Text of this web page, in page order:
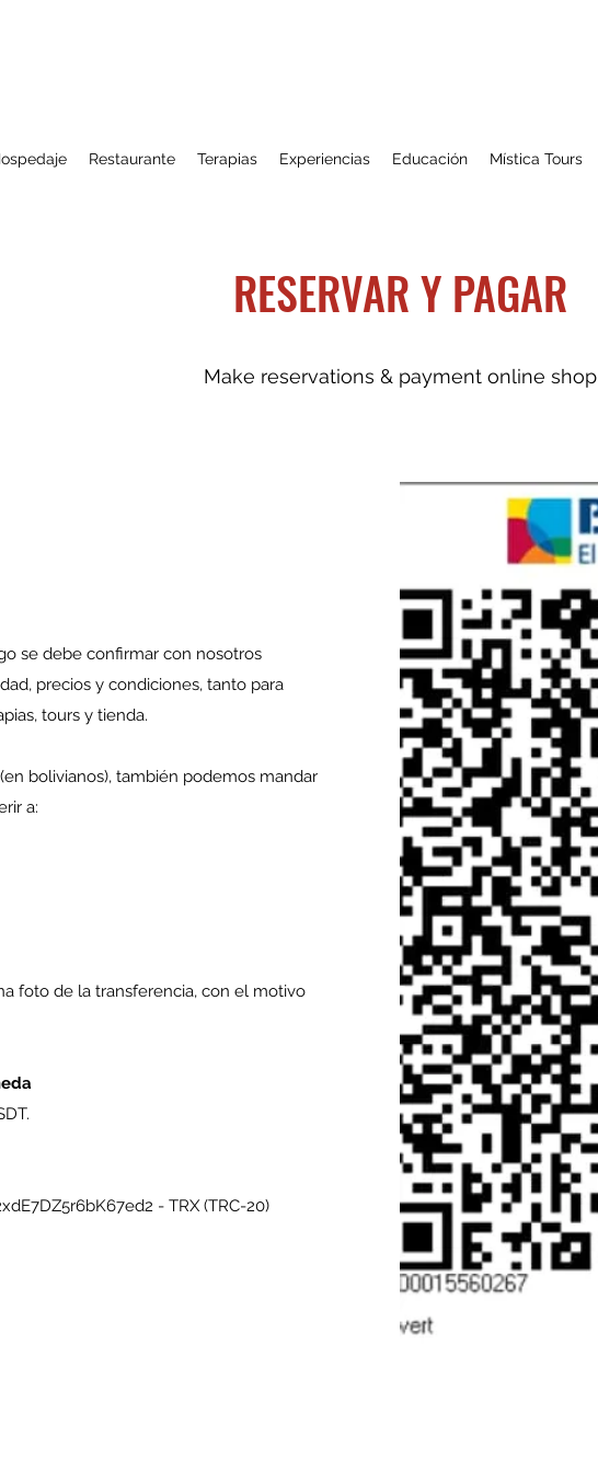
Restaurante Terapias Experiencias Educación Mística Tours
RESERVAR Y PAGAR
Make reservations & payment online shop
se debe confirmar con nosotros
precios y condiciones, tanto para
tours y tienda.
bolivianos), también podemos mandar
a:
foto de la transferencia, con el motivo
- TRX (TRC-20)